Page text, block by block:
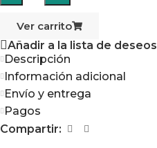
Ver carrito
Añadir a la lista de deseos
Descripción
Información adicional
Envío y entrega
Pagos
Compartir: